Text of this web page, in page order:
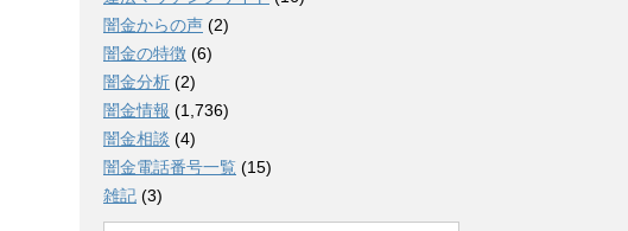
闇金からの声 (2)
闇金の特徴 (6)
闇金分析 (2)
闇金情報 (1,736)
闇金相談 (4)
闇金電話番号一覧 (15)
雑記 (3)